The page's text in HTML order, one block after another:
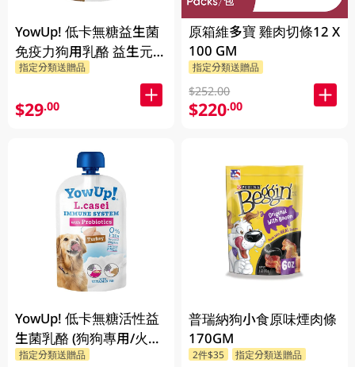
YowUp! 低卡無糖益生菌
免疫力狗用乳酪 益生元
115G
指定分類送贈品
$29.00
YowUp! 低卡無糖活性益
生菌乳酪 (狗狗專用/火雞
味) 115G
指定分類送贈品
原箱維多寶 雞肉切條12 X
100 GM
指定分類送贈品
$252.00
$220.00
普瑞納狗小食原味煙肉條
170GM
2件$35 指定分類送贈品